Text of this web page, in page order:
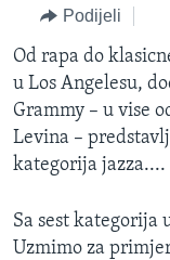
navigaciju
Idi
na
pretragu
FOTOGRAFIJE DANA
VIJESTI
SJEDINJENE
BOSNA I
SVIJET
NAUKA I
SPECIJALNI
KORUPCIJA
SLOBODA MEDIJA
ŽENSKA STRANA
Podijeli
Od rapa do
u Los Angelesu,
Grammy – u vise
Levina –
kategorija jazza....
Sa sest kategorija
Uzmimo za